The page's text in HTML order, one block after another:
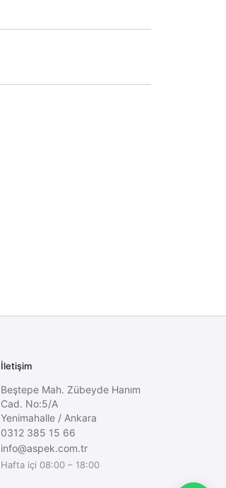
İletişim
Beştepe Mah. Zübeyde Hanım
Cad. No:5/A
Yenimahalle/ Ankara
0312 385 15 66
info@aspek.com.tr
Hafta içi 08:00 – 18:00